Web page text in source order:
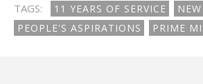
TAGS: 11 YEARS OF SERVICE
PEOPLE'S ASPIRATIONS
PRIME